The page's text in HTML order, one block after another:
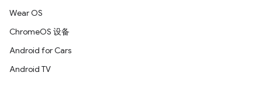
Wear OS
ChromeOS 设备
Android for Cars
Android TV